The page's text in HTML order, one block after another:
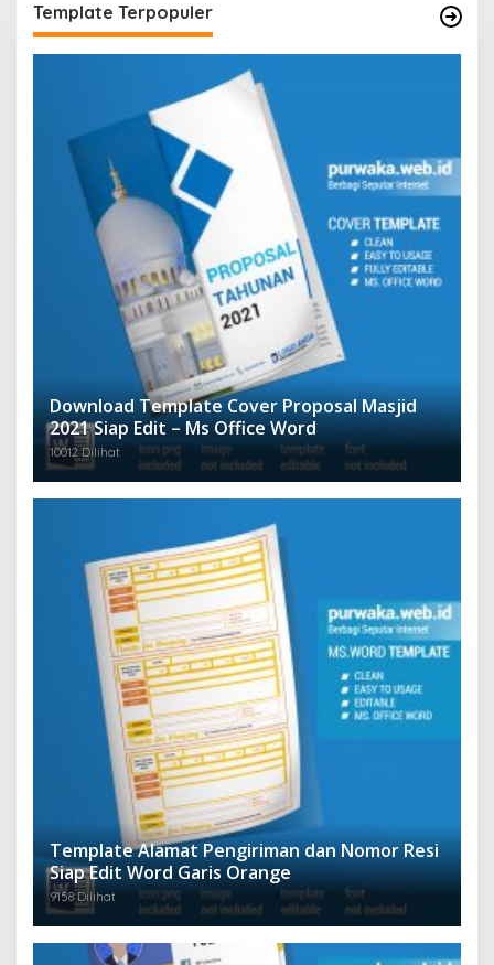
Template Terpopuler
Download Template Cover Proposal Masjid
2021 Siap Edit – Ms Office Word
10012 Dilihat
Template Alamat Pengiriman dan Nomor Resi
Siap Edit Word Garis Orange
9158 Dilihat